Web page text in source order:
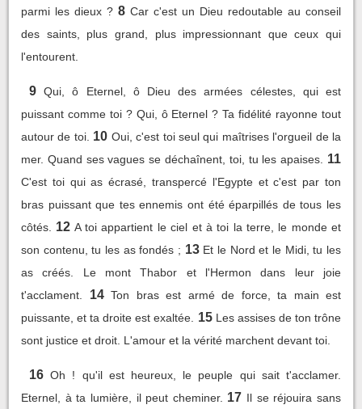
parmi les dieux ? 8 Car c'est un Dieu redoutable au conseil
des saints, plus grand, plus impressionnant que ceux qui
l'entourent.
9 Qui, ô Eternel, ô Dieu des armées célestes, qui est
puissant comme toi ? Qui, ô Eternel ? Ta fidélité rayonne tout
autour de toi. 10 Oui, c'est toi seul qui maîtrises l'orgueil de la
mer. Quand ses vagues se déchaînent, toi, tu les apaises.
11
C'est toi qui as écrasé, transpercé l'Egypte et c'est par ton
bras puissant que tes ennemis ont été éparpillés de tous les
côtés.
12 A toi appartient le ciel et à toi la terre, le monde et
son contenu, tu les as fondés ; 13 Et le Nord et le Midi, tu les
as créés. Le mont Thabor et l'Hermon dans leur joie
t'acclament.
14 Ton bras est armé de force, ta main est
puissante, et ta droite est exaltée.
15 Les assises de ton trône
sont justice et droit. L'amour et la vérité marchent devant toi.
16 Oh ! qu'il est heureux, le peuple qui sait t'acclamer.
Eternel, à ta lumière, il peut cheminer. 17 Il se réjouira sans